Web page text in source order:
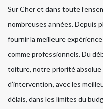
Sur Cher et dans toute
nombreuses années. Depuis
fournir la meilleure
comme professionnels. Du
toiture, notre priorité
d’intervention, avec les
délais, dans les limites du